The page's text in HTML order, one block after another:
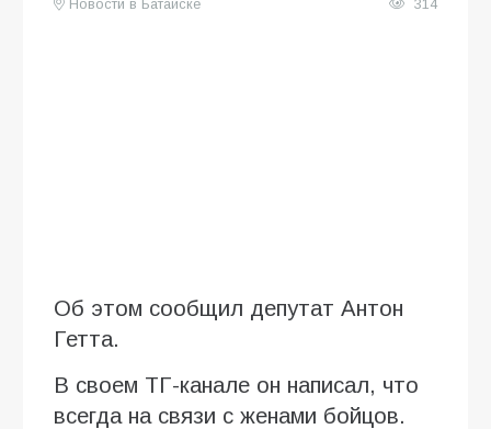
Новости в Батайске
314
Об этом сообщил депутат Антон
Гетта.
В своем ТГ-канале он написал, что
всегда на связи с женами бойцов.